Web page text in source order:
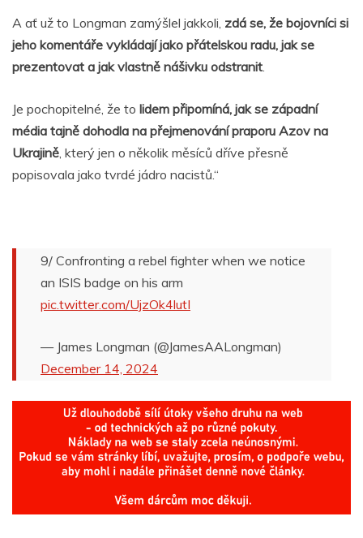
A ať už to Longman zamýšlel jakkoli, zdá se, že bojovníci si
jeho komentáře vykládají jako přátelskou radu, jak se
prezentovat a jak vlastně nášivku odstranit
Je pochopitelné, že to lidem připomíná, jak se západní
média tajně dohodla na přejmenování praporu Azov na
Ukrajině , který jen o několik měsíců dříve přesně
popisovala jako tvrdé jádro nacistů.“
9/ Confronting a rebel fighter when we notice
an ISIS badge on his arm
pic.twitter.com/UjzOk4lutI
— James Longman (@JamesAALongman)
December 14, 2024